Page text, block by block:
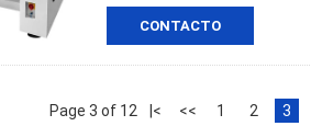
CONTACTO
Page 3 of 12 |< << 1 2 3